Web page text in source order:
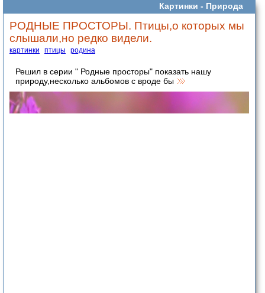
Картинки - Природа
РОДНЫЕ ПРОСТОРЫ. Птицы,о которых мы
слышали,но редко видели.
картинки птицы родина
Решил в серии " Родные просторы" показать нашу
природу,несколько альбомов с вроде бы